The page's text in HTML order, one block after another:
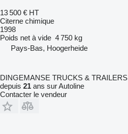
13 500 € HT
Citerne chimique
1998
Poids net à vide 4 750 kg
Pays-Bas, Hoogerheide
DINGEMANSE TRUCKS & TRAILERS
depuis 21 ans sur Autoline
Contacter le vendeur